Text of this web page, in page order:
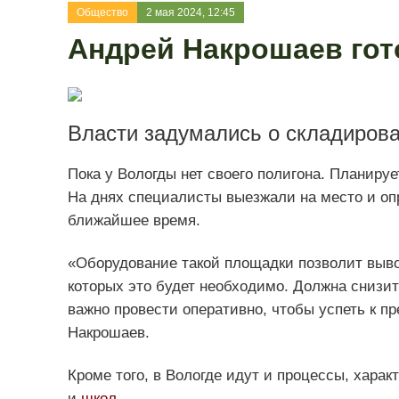
Общество 2 мая 2024, 12:45
Андрей Накрошаев
Власти задумались о
Пока у Вологды нет своего полигона.
На днях специалисты выезжали на место и
ближайшее время.
«Оборудование такой площадки позволит
которых это будет необходимо. Должна
важно провести оперативно, чтобы успеть к
Накрошаев.
Кроме того, в Вологде идут и процессы,